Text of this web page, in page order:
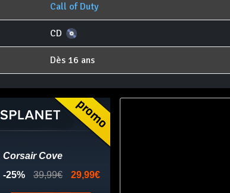
Call of Duty
CD
Dès 16 ans